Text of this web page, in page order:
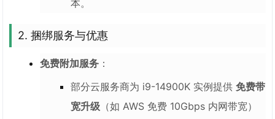
本。
2.捆绑服务与优惠
免费附加服务 ：
部分云服务商为 i9-14900K 实例提供免费带
宽升级 （如 AWS 免费 10Gbps 内网带宽）